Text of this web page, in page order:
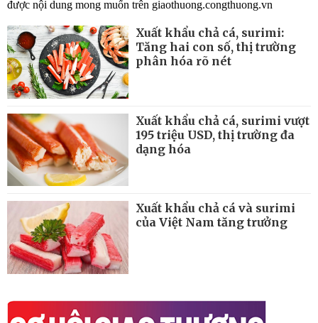
được nội dung mong muốn trên giaothuong.congthuong.vn
Xuất khẩu chả cá, surimi:
Tăng hai con số, thị trường
phân hóa rõ nét
Xuất khẩu chả cá, surimi vượt
195 triệu USD, thị trường đa
dạng hóa
Xuất khẩu chả cá và surimi
của Việt Nam tăng trưởng